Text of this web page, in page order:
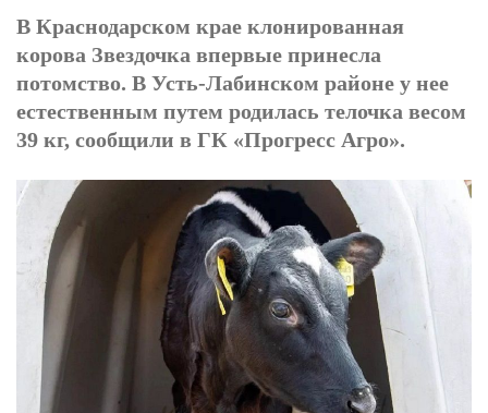
В Краснодарском крае клонированная
корова Звездочка впервые принесла
потомство. В Усть-Лабинском районе у нее
естественным путем родилась телочка весом
39 кг, сообщили в ГК «Прогресс Агро».